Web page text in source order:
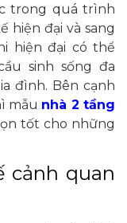
trong quá trình
hiện đại và sang
hiện đại có thể
sinh sống đa
đình. Bên cạnh
mẫu nhà 2 tầng
tốt cho những
cảnh quan